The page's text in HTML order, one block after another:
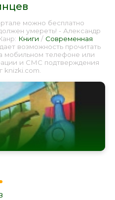
можно бесплатно
умереть! - Александр
Книги / Современная
возможность прочитать
мобильном телефоне или
и СМС подтверждения
knizki.com.